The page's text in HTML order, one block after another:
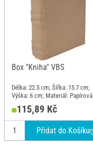
Box "Kniha" VBS
Délka: 22.5 cm; Šířka: 15.7 cm;
Výška: 6 cm; Materiál: Papírová
hmota, Kartón
115,89 Kč
Přidat do Košíku